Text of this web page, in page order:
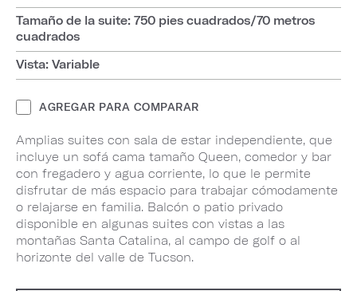
Tamaño de la suite: 750 pies cuadrados/70 metros
cuadrados
Vista: Variable
AGREGAR PARA COMPARAR
Amplias suites con sala de estar independiente, que
incluye un sofá cama tamaño Queen, comedor y bar
con fregadero y agua corriente, lo que le permite
disfrutar de más espacio para trabajar cómodamente
o relajarse en familia. Balcón o patio privado
disponible en algunas suites con vistas a las
montañas Santa Catalina, al campo de golf o al
horizonte del valle de Tucson.